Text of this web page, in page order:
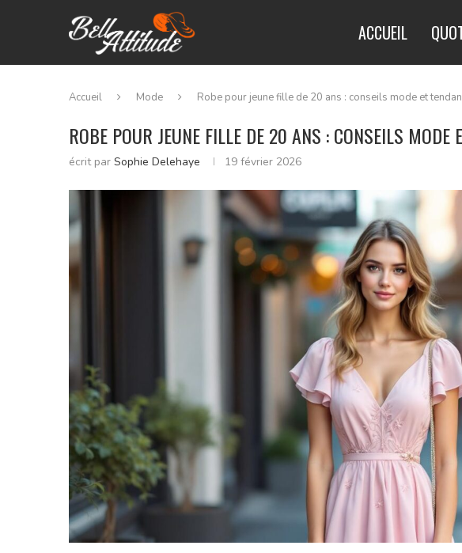
ACCUEIL
Accueil Mode Robe pour jeune fille de 20 ans : conseils mode et
ROBE POUR JEUNE FILLE DE 20 ANS : CONSEILS MODE
écrit par Sophie Delehaye 19 février 2026